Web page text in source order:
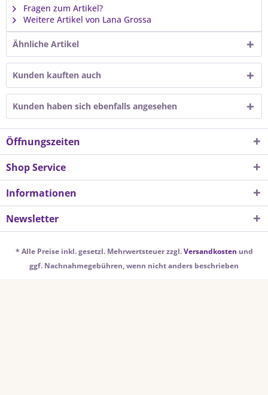
Fragen zum Artikel?
Weitere Artikel von Lana Grossa
Ähnliche Artikel
Kunden kauften auch
Kunden haben sich ebenfalls angesehen
Öffnungszeiten
Shop Service
Informationen
Newsletter
* Alle Preise inkl. gesetzl. Mehrwertsteuer zzgl.Versandkosten und
ggf. Nachnahmegebühren, wenn nicht anders beschrieben